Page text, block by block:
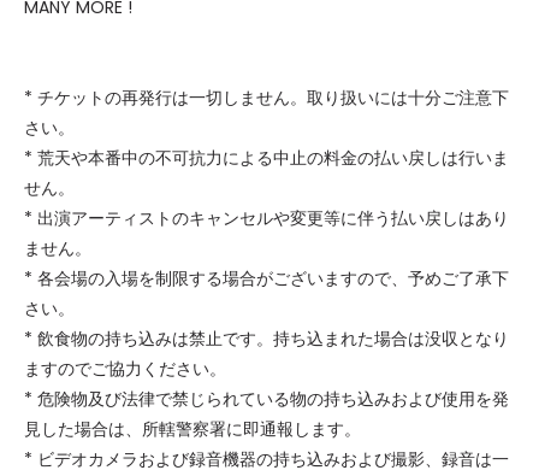
MANY MORE !
* チケットの再発行は一切しません。取り扱いには十分ご注意下
さい。
* 荒天や本番中の不可抗力による中止の料金の払い戻しは行いま
せん。
* 出演アーティストのキャンセルや変更等に伴う払い戻しはあり
ません。
* 各会場の入場を制限する場合がございますので、予めご了承下
さい。
* 飲食物の持ち込みは禁止です。持ち込まれた場合は没収となり
ますのでご協力ください。
* 危険物及び法律で禁じられている物の持ち込みおよび使用を発
見した場合は、所轄警察署に即通報します。
* ビデオカメラおよび録音機器の持ち込みおよび撮影、録音は一